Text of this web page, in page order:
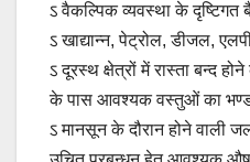
ऽ वैकल्पिक व्यवस्था के दृष्टिगत
ऽ खाद्यान्न, पेट्रोल, डीजल,
ऽ दूरस्थ क्षेत्रों में रास्ता बन्द
के पास आवश्यक वस्तुओं का
ऽ मानसून के दौरान होने वाली